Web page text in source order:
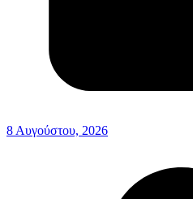
8 Αυγούστου, 2026